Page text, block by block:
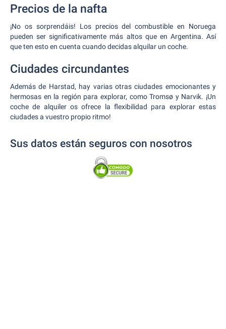
Precios de la nafta
¡No os sorprendáis! Los precios del combustible en Noruega
pueden ser significativamente más altos que en Argentina. Así
que ten esto en cuenta cuando decidas alquilar un coche.
Ciudades circundantes
Además de Harstad, hay varias otras ciudades emocionantes y
hermosas en la región para explorar, como Tromsø y Narvik. ¡Un
coche de alquiler os ofrece la flexibilidad para explorar estas
ciudades a vuestro propio ritmo!
Sus datos están seguros con nosotros